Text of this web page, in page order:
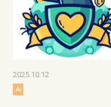
2025.10.12
AI